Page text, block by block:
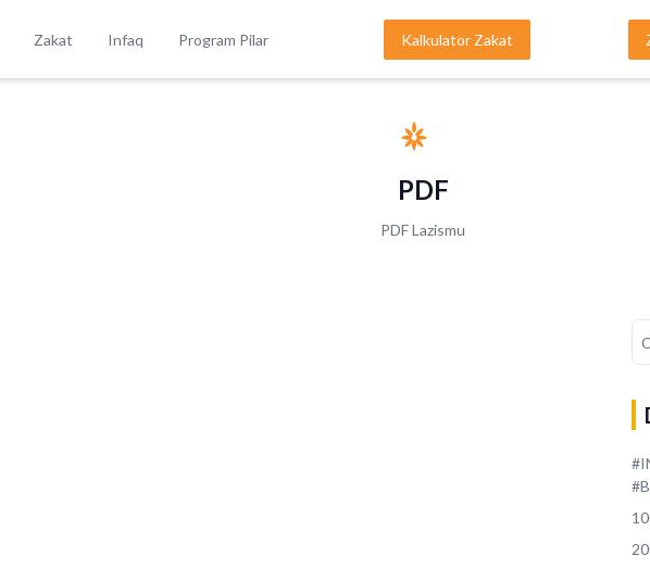
Zakat Infaq Program Pilar Kalkulator Zakat
PDF
PDF Lazismu